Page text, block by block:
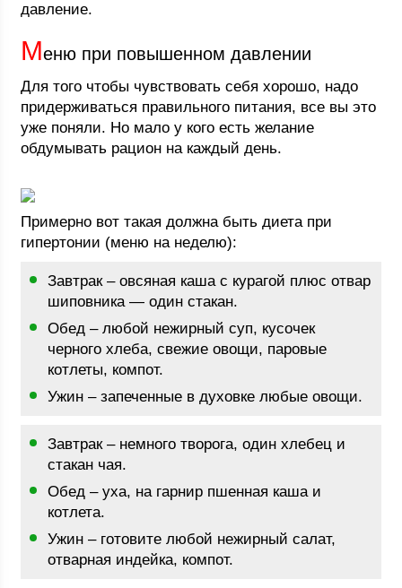
давление.
Меню при повышенном давлении
Для того чтобы чувствовать себя хорошо, надо
придерживаться правильного питания, все вы это
уже поняли. Но мало у кого есть желание
обдумывать рацион на каждый день.
Примерно вот такая должна быть диета при
гипертонии (меню на неделю):
Завтрак – овсяная каша с курагой плюс отвар
шиповника — один стакан.
Обед – любой нежирный суп, кусочек
черного хлеба, свежие овощи, паровые
котлеты, компот.
Ужин – запеченные в духовке любые овощи.
Завтрак – немного творога, один хлебец и
стакан чая.
Обед – уха, на гарнир пшенная каша и
котлета.
Ужин – готовите любой нежирный салат,
отварная индейка, компот.